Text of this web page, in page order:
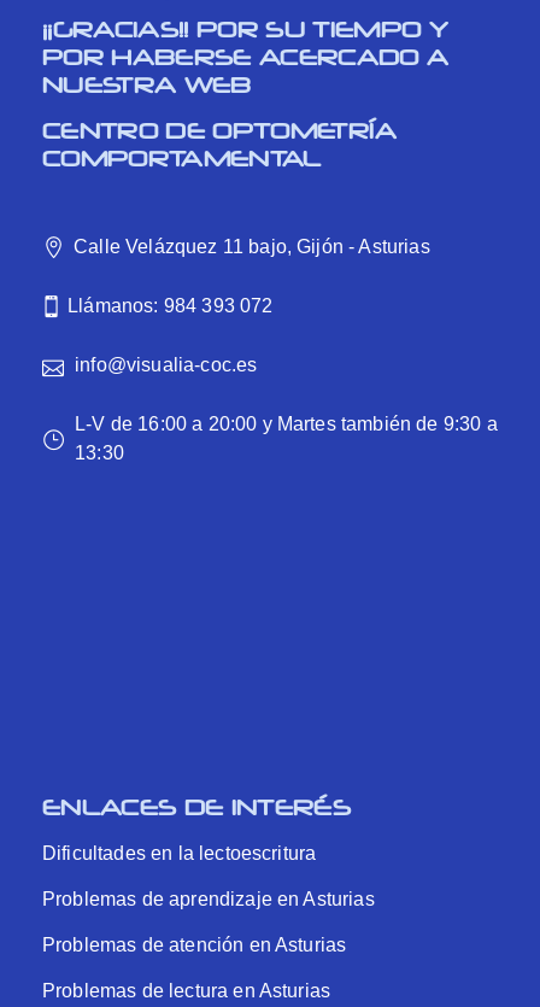
¡¡GRACIAS!! POR SU TIEMPO Y
POR HABERSE ACERCADO A
NUESTRA WEB
CENTRO DE OPTOMETRÍA
COMPORTAMENTAL
Calle Velázquez 11 bajo, Gijón - Asturias
Llámanos: 984 393 072
info@visualia-coc.es
L-V de 16:00 a 20:00 y Martes también de 9:30 a
13:30
ENLACES DE INTERÉS
Dificultades en la lectoescritura
Problemas de aprendizaje en Asturias
Problemas de atención en Asturias
Problemas de lectura en Asturias